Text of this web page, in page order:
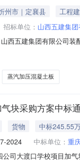
州市｜定襄县 工程
招标单位： 山西五建集
西五建集团有限公司
具备招标条件，资金来
项目蒸汽加
蒸汽加压混凝土板
块采购方案中标
货物
中标245.55
2024 中标单位： 重
公司大渡口学校项目加